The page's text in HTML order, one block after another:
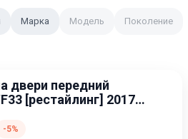
Марка Модель Поколение
двери передний
[рестайлинг] 2017-
-5%